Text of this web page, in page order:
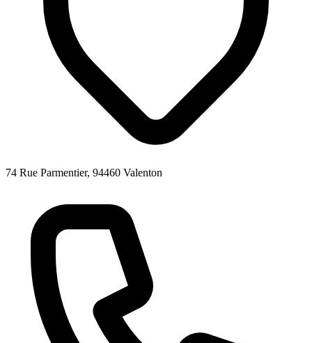
74 Rue Parmentier, 94460 Valenton